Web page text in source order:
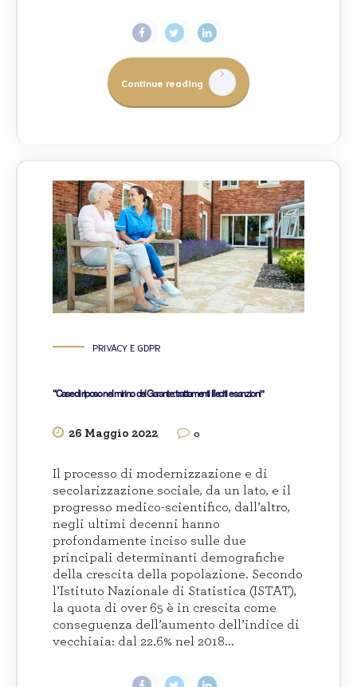
Continue reading
PRIVACY E GDPR
“Case di riposo nel mirino del Garante: trattamenti illeciti e sanzioni”
26 Maggio 2022 0
Il processo di modernizzazione e di
secolarizzazione sociale, da un lato, e il
progresso medico-scientifico, dall’altro,
negli ultimi decenni hanno
profondamente inciso sulle due
principali determinanti demografiche
della crescita della popolazione. Secondo
l’Istituto Nazionale di Statistica (ISTAT),
la quota di over 65 è in crescita come
conseguenza dell’aumento dell’indice di
vecchiaia: dal 22.6% nel 2018...